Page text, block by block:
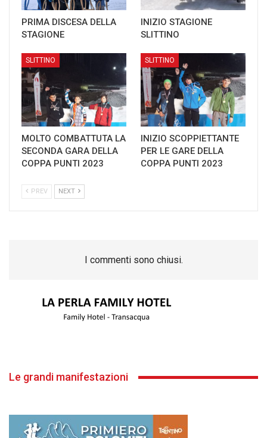
PRIMA DISCESA DELLA
STAGIONE
INIZIO STAGIONE
SLITTINO
SLITTINO
MOLTO COMBATTUTA LA
SECONDA GARA DELLA
COPPA PUNTI 2023
SLITTINO
INIZIO SCOPPIETTANTE
PER LE GARE DELLA
COPPA PUNTI 2023
PREV NEXT
I commenti sono chiusi.
Le grandi manifestazioni